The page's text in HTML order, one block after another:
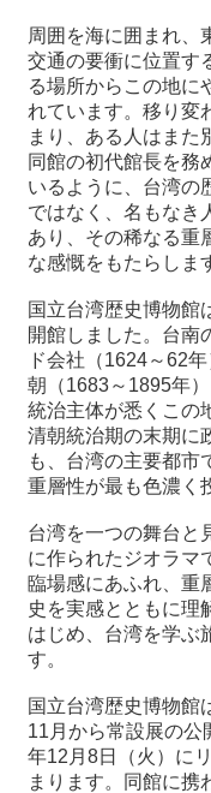
過
去
行
事
台
湾
の
本
関
連
リ
ン
ク
ホ
ー
ム
サ
イ
ト
マ
プ
周囲を海に囲まれ、
交通の要衝に位置す
る場所からこの地に
れています。移り変
まり、ある人はまた
同館の初代館長を務
いるように、台湾の
ではなく、名もなき
あり、その稀なる重
な感慨をもたらしま
国立台湾歴史博物館
開館しました。台南
ド会社（1624～62
朝（1683～1895年
統治主体が悉くこの
清朝統治期の末期に
も、台湾の主要都市
重層性が最も色濃く
台湾を一つの舞台と
に作られたジオラマ
臨場感にあふれ、重
史を実感とともに理
はじめ、台湾を学ぶ
す。
国立台湾歴史博物館
11月から常設展の公
年12月8日（火）に
まります。同館に携